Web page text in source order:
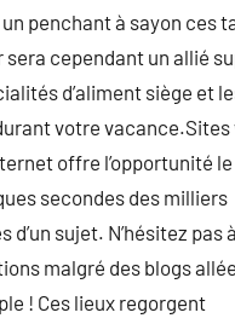
penchant à sayon ces
sera cependant un allié
d’aliment siège et
votre vacance.Sites
offre l’opportunité
secondes des milliers
d’un sujet. N’hésitez pas
malgré des blogs
! Ces lieux regorgent